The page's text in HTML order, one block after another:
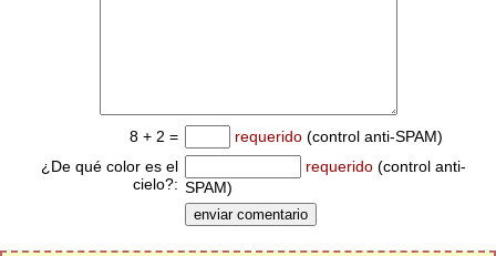
8 + 2 = requerido (control anti-SPAM)
¿De qué color es el
cielo?:
requerido (control anti-
SPAM)